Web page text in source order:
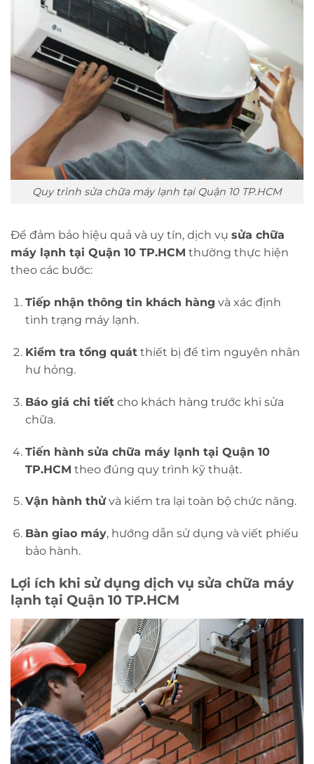
Quy trình sửa chữa máy lạnh tại Quận 10 TP.HCM
Để đảm bảo hiệu quả và uy tín, dịch vụ sửa chữa
máy lạnh tại Quận 10 TP.HCM thường thực hiện
theo các bước:
Tiếp nhận thông tin khách hàng và xác định
tình trạng máy lạnh.
Kiểm tra tổng quátthiết bị để tìm nguyên nhân
hư hỏng.
Báo giá chi tiếtcho khách hàng trước khi sửa
chữa.
Tiến hành sửa chữa máy lạnh tại Quận 10
TP.HCM theo đúng quy trình kỹ thuật.
Vận hành thửvà kiểm tra lại toàn bộ chức năng.
Bàn giao máy, hướng dẫn sử dụng và viết phiếu
bảo hành.
Lợi ích khi sử dụng dịch vụ sửa chữa máy
lạnh tại Quận 10 TP.HCM